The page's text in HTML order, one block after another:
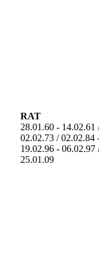
RAT
28.01.60 - 14.02.61
02.02.73 / 02.02.84
19.02.96 - 06.02.97
25.01.09